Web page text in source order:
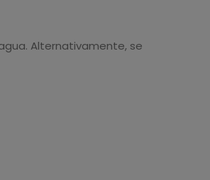
Alternativamente, se